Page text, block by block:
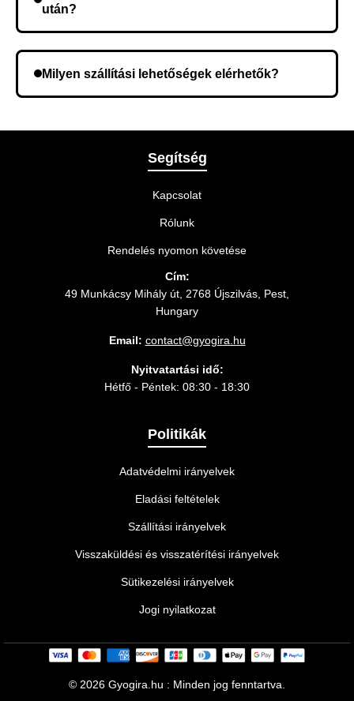
után?
meg a rendelést.
Milyen szállítási lehetőségek elérhetők?
legmegfelelőbb szállítási módot.
Segítség
Kapcsolat
Rólunk
Rendelés nyomon követése
Cím:
49 Munkácsy Mihály út, 2768 Újszilvás, Pest,
Hungary
Email: contact@gyogira.hu
Nyitvatartási idő:
Hétfő - Péntek: 08:30 - 18:30
Politikák
Adatvédelmi irányelvek
Eladási feltételek
Szállítási irányelvek
Visszaküldési és visszatérítési irányelvek
Sütikezelési irányelvek
Jogi nyilatkozat
© 2026 Gyogira.hu : Minden jog fenntartva.